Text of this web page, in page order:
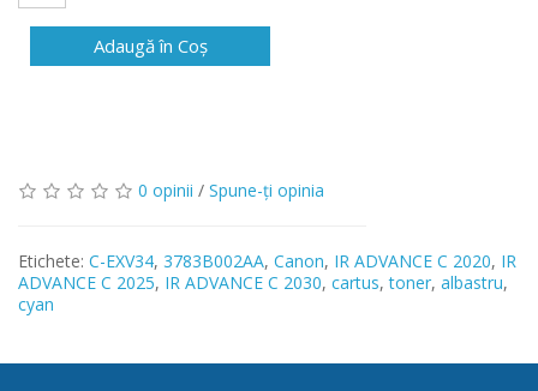
Adaugă în Coş
0 opinii / Spune-ţi opinia
Etichete: C-EXV34, 3783B002AA, Canon, IR ADVANCE C 2020, IR
ADVANCE C 2025, IR ADVANCE C 2030, cartus,toner, albastru,
cyan